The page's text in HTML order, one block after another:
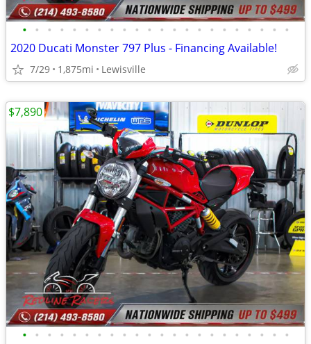
• • • • • • • • • • • • • • • • • • • • • •
2020 Ducati Monster 797 Plus - Financing Available!
7/29 1,875mi Lewisville
• • • • • • • • • • • • • • • • • • • • • •
$7,890